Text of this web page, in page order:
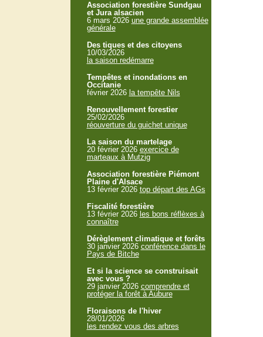
Association forestière Sundgau
et Jura alsacien
6 mars 2026 une grande assemblée
générale
Des tiques et des citoyens
10/03/2026
la saison redémarre
Tempêtes et inondations en
Occitanie
février 2026 la tempête Nils
Renouvellement forestier
25/02/2026
réouverture du guichet unique
La saison du martelage
20 février 2026 exercice de
marteaux à Mutzig
Association forestière Piémont
Plaine d'Alsace
13 février 2026 top départ des AGs
Fiscalité forestière
13 février 2026 les bons réflèxes à
connaître
Dérèglement climatique et forêts
30 janvier 2026 conférence dans le
Pays de Bitche
Et si la science se construisait
avec vous ?
29 janvier 2026 comprendre et
protéger la forêt à Aubure
Floraisons de l'hiver
28/01/2026
les rendez vous des arbres